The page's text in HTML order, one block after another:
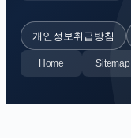
개인정보취급방침
Home Sitemap